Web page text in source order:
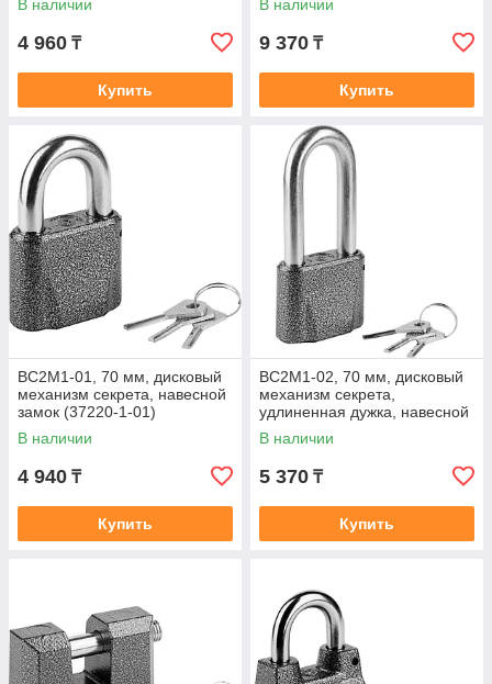
В наличии
4 960 ₸
Купить
В наличии
9 370 ₸
Купить
ВС2М1-01, 70 мм, дисковый
механизм секрета, навесной
замок (37220-1-01)
В наличии
4 940 ₸
Купить
ВС2М1-02, 70 мм, дисковый
механизм секрета,
удлиненная дужка, навесной
замок (37220-1-02)
В наличии
5 370 ₸
Купить